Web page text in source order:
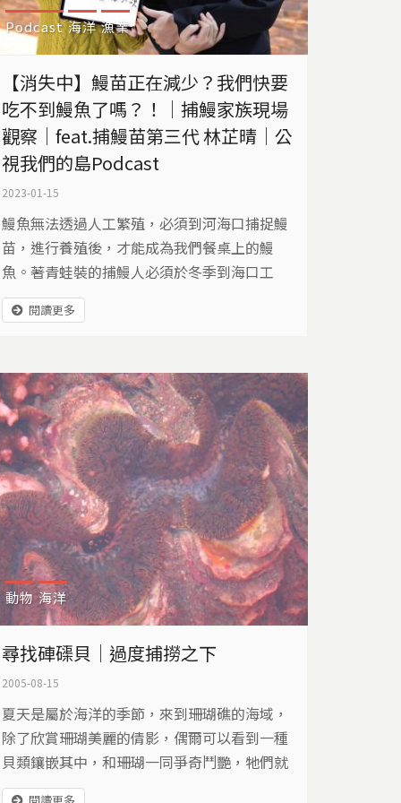
Podcast 海洋 漁業
【消失中】鰻苗正在減少？我們快要
吃不到鰻魚了嗎？！｜捕鰻家族現場
觀察｜feat.捕鰻苗第三代 林芷晴｜公
視我們的島Podcast
2023-01-15
鰻魚無法透過人工繁殖，必須到河海口捕捉鰻
苗，進行養殖後，才能成為我們餐桌上的鰻
魚。著青蛙裝的捕鰻人必須於冬季到海口工
作，由於價格好，被稱為「海上白金」，許多
漁民不管浪大浪小都出海捕撈。但隨棲地破
的情況下，我們捕撈的鰻苗，已經超過牠們能
自行恢復和維持的數量了。未來我們還吃得到
鰻魚嗎？ 隨著鰻苗數量減少，捕鰻工作越來越
不容易。在宜蘭壯圍長大的林芷晴，...
閱讀更多
動物 海洋
尋找硨磲貝｜過度捕撈之下
2005-08-15
夏天是屬於海洋的季節，來到珊瑚礁的海域，
除了欣賞珊瑚美麗的倩影，偶爾可以看到一種
貝類鑲嵌其中，和珊瑚一同爭奇鬥艷，牠們就
是海洋中最大的貝類－硨磲貝，近年來台灣各